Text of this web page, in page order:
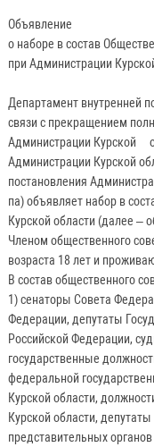
Объявление
о наборе в состав
при Администрации
Департамент внутренней
связи с прекращением
Администрации Курской
Администрации Курской
постановления
па) объявляет набор в
Курской области (далее –
Членом общественного
возраста 18 лет и
В состав общественного
1) сенаторы Совета
Федерации, депутаты
Российской Федерации,
государственные
федеральной
Курской области,
Курской области,
представительных